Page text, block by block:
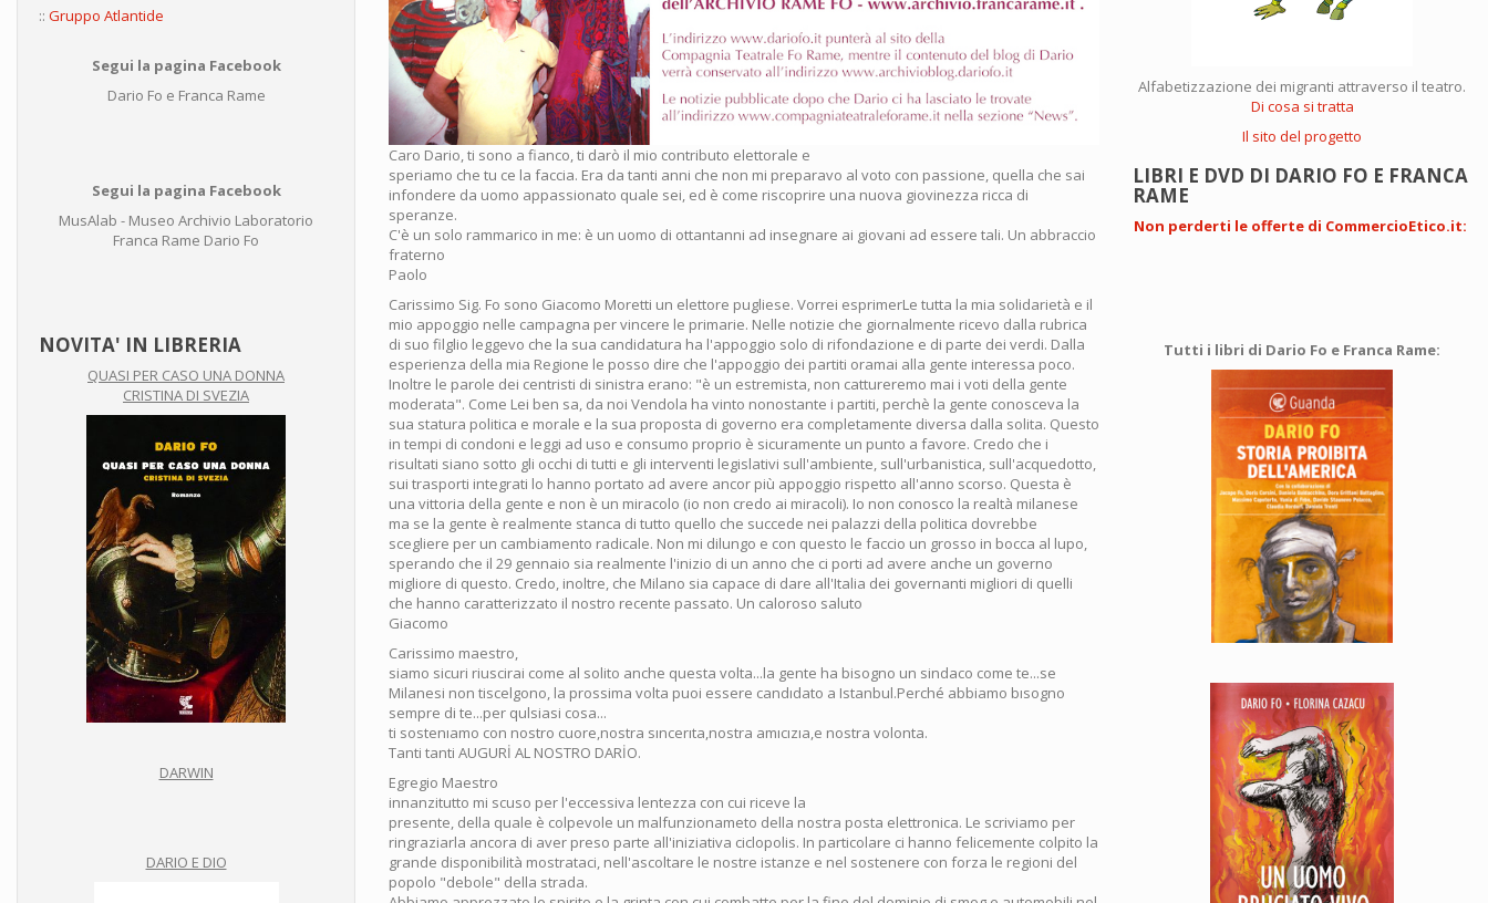
:: Gruppo Atlantide
Segui la pagina Facebook
Dario Fo e Franca Rame
Segui la pagina Facebook
MusAlab - Museo Archivio Laboratorio
Franca Rame Dario Fo
NOVITA' IN LIBRERIA
QUASI PER CASO UNA DONNA
CRISTINA DI SVEZIA
DARWIN
DARIO E DIO
Caro Dario, ti sono a fianco, ti darò il mio contributo elettorale e
speriamo che tu ce la faccia. Era da tanti anni che non mi preparavo al voto con passione, quella che sai
infondere da uomo appassionato quale sei, ed è come riscoprire una nuova giovinezza ricca di
speranze.
C'è un solo rammarico in me: è un uomo di ottantanni ad insegnare ai giovani ad essere tali. Un abbraccio
fraterno
Paolo
Carissimo Sig. Fo sono Giacomo Moretti un elettore pugliese. Vorrei esprimerLe tutta la mia solidarietà e il
mio appoggio nelle campagna per vincere le primarie. Nelle notizie che giornalmente ricevo dalla rubrica
di suo filglio leggevo che la sua candidatura ha l'appoggio solo di rifondazione e di parte dei verdi. Dalla
esperienza della mia Regione le posso dire che l'appoggio dei partiti oramai alla gente interessa poco.
Inoltre le parole dei centristi di sinistra erano: "è un estremista, non cattureremo mai i voti della gente
moderata". Come Lei ben sa, da noi Vendola ha vinto nonostante i partiti, perchè la gente conosceva la
sua statura politica e morale e la sua proposta di governo era completamente diversa dalla solita. Questo
in tempi di condoni e leggi ad uso e consumo proprio è sicuramente un punto a favore. Credo che i
risultati siano sotto gli occhi di tutti e gli interventi legislativi sull'ambiente, sull'urbanistica, sull'acquedotto,
sui trasporti integrati lo hanno portato ad avere ancor più appoggio rispetto all'anno scorso. Questa è
una vittoria della gente e non è un miracolo (io non credo ai miracoli). Io non conosco la realtà milanese
ma se la gente è realmente stanca di tutto quello che succede nei palazzi della politica dovrebbe
scegliere per un cambiamento radicale. Non mi dilungo e con questo le faccio un grosso in bocca al lupo,
sperando che il 29 gennaio sia realmente l'inizio di un anno che ci porti ad avere anche un governo
migliore di questo. Credo, inoltre, che Milano sia capace di dare all'Italia dei governanti migliori di quelli
che hanno caratterizzato il nostro recente passato. Un caloroso saluto
Giacomo
Carissimo maestro,
siamo sicuri riuscirai come al solito anche questa volta...la gente ha bisogno un sindaco come te...se
Milanesi non tiscelgono, la prossima volta puoi essere candıdato a Istanbul.Perché abbiamo bısogno
sempre di te...per qulsiasi cosa...
ti sostenıamo con nostro cuore,nostra sıncerıta,nostra amıcızıa,e nostra volonta.
Tanti tanti AUGURİ AL NOSTRO DARİO.
Egregio Maestro
innanzitutto mi scuso per l'eccessiva lentezza con cui riceve la
presente, della quale è colpevole un malfunzionameto della nostra posta elettronica. Le scriviamo per
ringraziarla ancora di aver preso parte all'iniziativa ciclopolis. In particolare ci hanno felicemente colpito la
grande disponibilità mostrataci, nell'ascoltare le nostre istanze e nel sostenere con forza le regioni del
popolo "debole" della strada.
Alfabetizzazione dei migranti attraverso il teatro.
Di cosa si tratta
Il sito del progetto
LIBRI E DVD DI DARIO FO E FRANCA
RAME
Non perderti le offerte di CommercioEtico.it:
Tutti i libri di Dario Fo e Franca Rame: